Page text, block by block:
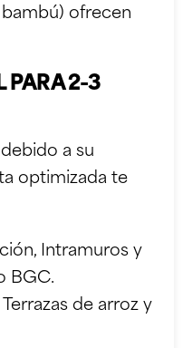
ofrecen
PARA 2-3
a su
optimizada te
Intramuros y
BGC.
Terrazas de arroz y